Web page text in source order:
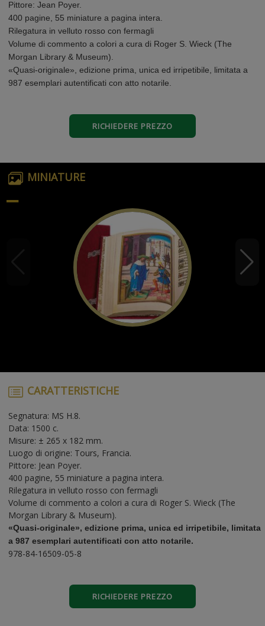
Pittore: Jean Poyer.
400 pagine, 55 miniature a pagina intera.
Rilegatura in velluto rosso con fermagli
Volume di commento a colori a cura di Roger S. Wieck (The
Morgan Library & Museum).
«Quasi-originale», edizione prima, unica ed irripetibile, limitata a
987 esemplari autentificati con atto notarile.
RICHIEDERE PREZZO
MINIATURE
CARATTERISTICHE
Segnatura: MS H.8.
Data: 1500 c.
Misure: ± 265 x 182 mm.
Luogo di origine: Tours, Francia.
Pittore: Jean Poyer.
400 pagine, 55 miniature a pagina intera.
Rilegatura in velluto rosso con fermagli
Volume di commento a colori a cura di Roger S. Wieck (The
Morgan Library & Museum).
«Quasi-originale», edizione prima, unica ed irripetibile, limitata
a 987 esemplari autentificati con atto notarile.
978-84-16509-05-8
RICHIEDERE PREZZO